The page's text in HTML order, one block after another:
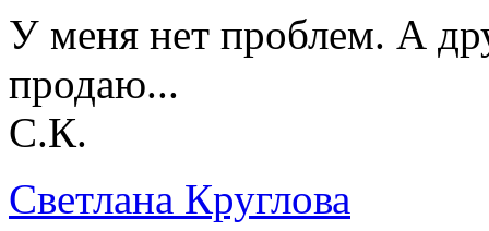
У меня нет проблем. А
продаю...
С.К.
Светлана Круглова